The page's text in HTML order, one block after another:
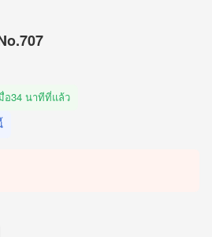
อ34 นาทีที่แล้ว